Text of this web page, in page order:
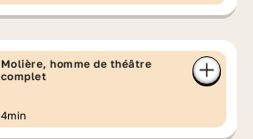
Molière, homme de théâtre
complet
4min